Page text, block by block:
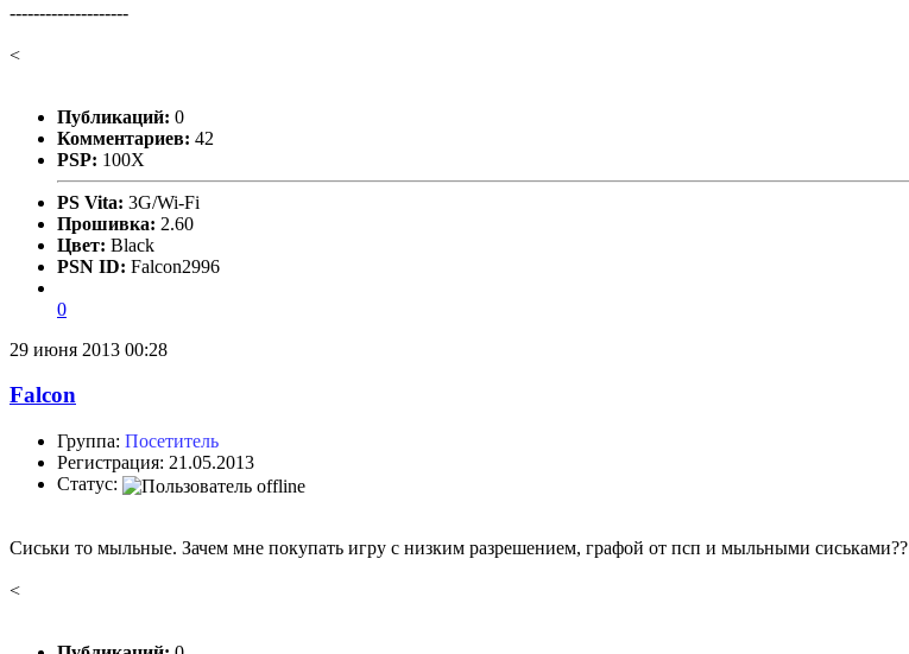
--------------------
<
Публикаций: 0
Комментариев: 42
PSP: 100X
PS Vita: 3G/Wi-Fi
Прошивка: 2.60
Цвет: Black
PSN ID: Falcon2996
0
29 июня 2013 00:28
Falcon
Группа: Посетитель
Регистрация: 21.05.2013
Статус:
Сиськи то мыльные. Зачем мне покупать игру с низким разрешением, графой от псп и мыльными сиськами??
<